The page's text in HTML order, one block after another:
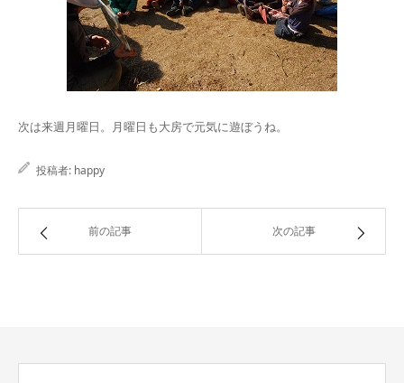
次は来週月曜日。月曜日も大房で元気に遊ぼうね。
投稿者: happy
前の記事 次の記事